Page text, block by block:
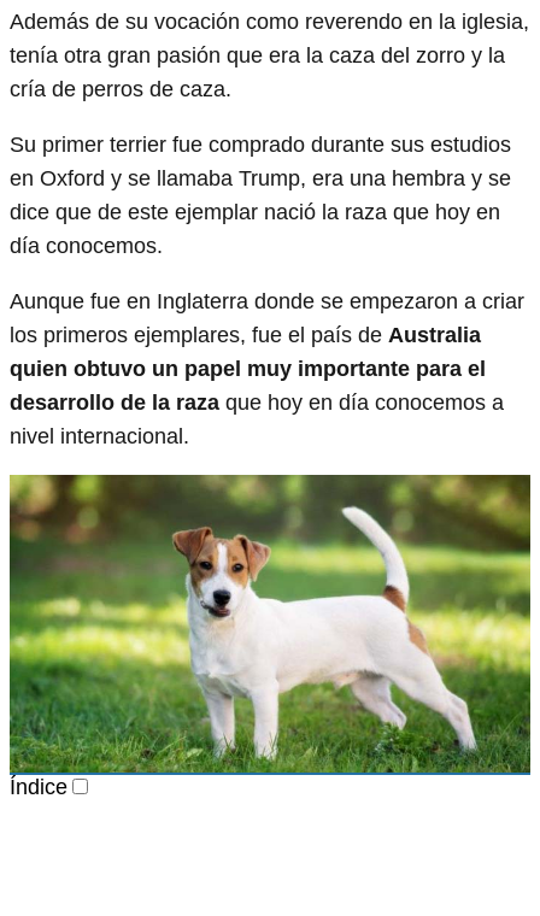
Además de su vocación como reverendo en la iglesia,
tenía otra gran pasión que era la caza del zorro y la
cría de perros de caza.
Su primer terrier fue comprado durante sus estudios
en Oxford y se llamaba Trump, era una hembra y se
dice que de este ejemplar nació la raza que hoy en
día conocemos.
Aunque fue en Inglaterra donde se empezaron a criar
los primeros ejemplares, fue el país de Australia
quien obtuvo un papel muy importante para el
desarrollo de la raza que hoy en día conocemos a
nivel internacional.
Índice